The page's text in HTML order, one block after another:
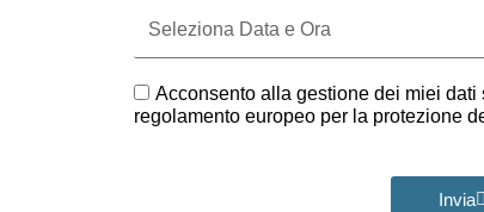
Data
e
GDPR
Acconsento alla gestione dei miei dati
regolamento europeo per la protezione
Invia